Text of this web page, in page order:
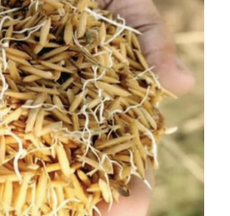
जैम, चटनी और अचार,
02:53 PM